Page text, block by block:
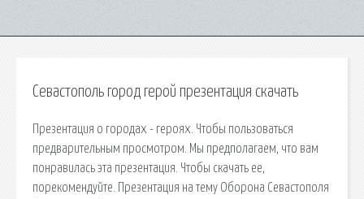
Севастополь город герой презентация скачать
Презентация о городах - героях. Чтобы пользоваться
предварительным просмотром. Мы предполагаем, что вам
понравилась эта презентация. Чтобы скачать ее,
порекомендуйте. Презентация на тему Оборона Севастополя